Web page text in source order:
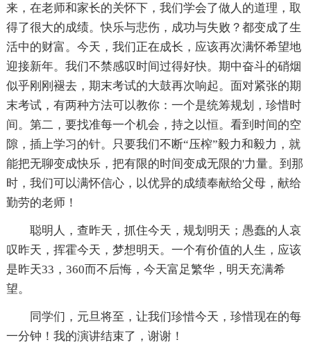
来，在老师和家长的关怀下，我们学会了做人的道理，取
得了很大的成绩。快乐与悲伤，成功与失败？都变成了生
活中的财富。今天，我们正在成长，应该再次满怀希望地
迎接新年。我们不禁感叹时间过得好快。期中奋斗的硝烟
似乎刚刚褪去，期末考试的大鼓再次响起。面对紧张的期
末考试，有两种方法可以教你：一个是统筹规划，珍惜时
间。第二，要找准每一个机会，持之以恒。看到时间的空
隙，插上学习的针。只要我们不断“压榨”毅力和毅力，就
能把无聊变成快乐，把有限的时间变成无限的'力量。到那
时，我们可以满怀信心，以优异的成绩奉献给父母，献给
勤劳的老师！
聪明人，查昨天，抓住今天，规划明天；愚蠢的人哀
叹昨天，挥霍今天，梦想明天。一个有价值的人生，应该
是昨天33，360而不后悔，今天富足繁华，明天充满希
望。
同学们，元旦将至，让我们珍惜今天，珍惜现在的每
一分钟！我的演讲结束了，谢谢！